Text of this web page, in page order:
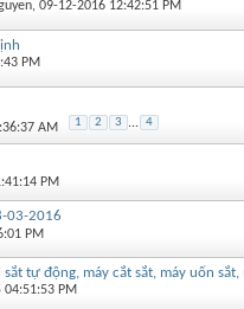
‎, 09-12-2016 12:42:51 PM
PM
AM 1 2 3 ... 4
PM
03-2016
PM
tự động, máy cắt sắt, máy uốn sắt,
04:51:53 PM